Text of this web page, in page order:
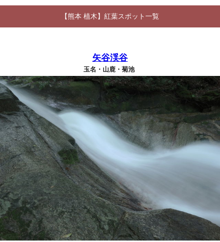
【熊本 植木】紅葉スポット一覧
矢谷渓谷
玉名・山鹿・菊池